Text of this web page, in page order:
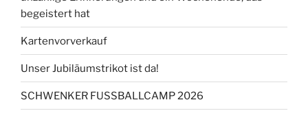
begeistert hat
Kartenvorverkauf
Unser Jubiläumstrikot ist da!
SCHWENKER FUSSBALLCAMP 2026